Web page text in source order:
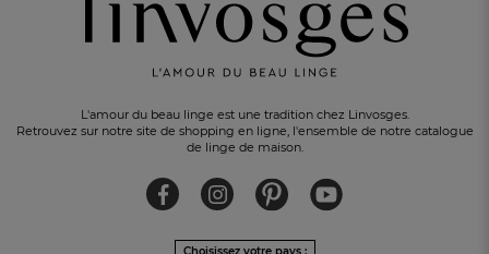
L'amour du beau linge est une tradition chez Linvosges.
Retrouvez sur notre site de shopping en ligne, l'ensemble de notre catalogue
de linge de maison.